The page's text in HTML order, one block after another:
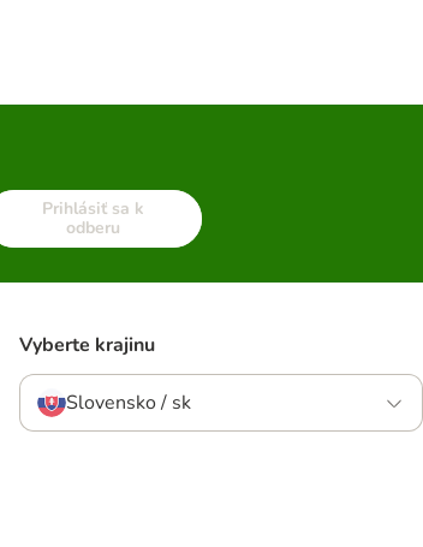
Prihlásiť sa k
odberu
Vyberte krajinu
Slovensko / sk